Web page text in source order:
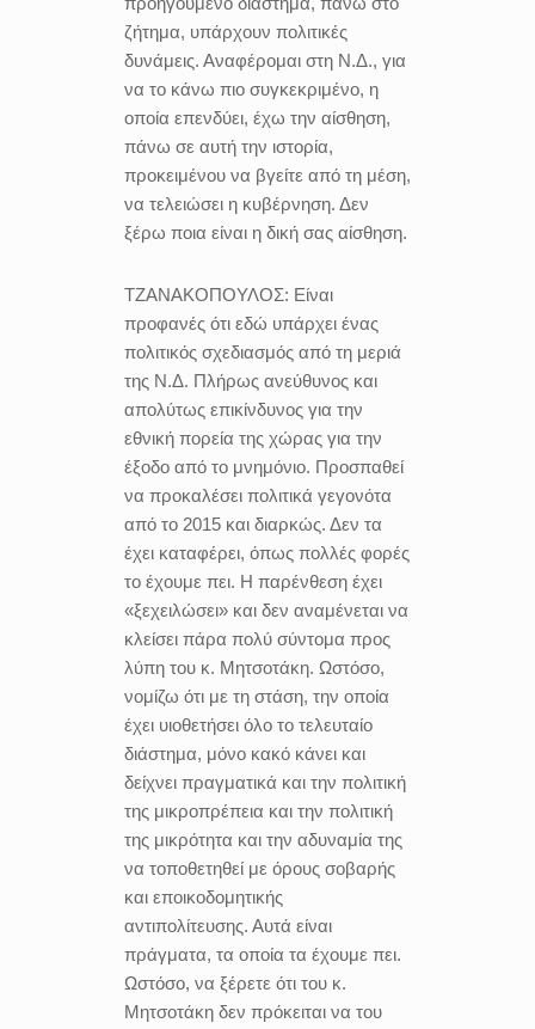
ζήτημα, υπάρχουν πολιτικές
δυνάμεις. Αναφέρομαι στη Ν.Δ., για
να το κάνω πιο συγκεκριμένο, η
οποία επενδύει, έχω την αίσθηση,
πάνω σε αυτή την ιστορία,
προκειμένου να βγείτε από τη μέση,
να τελειώσει η κυβέρνηση. Δεν
ξέρω ποια είναι η δική σας αίσθηση.
ΤΖΑΝΑΚΟΠΟΥΛΟΣ: Είναι
προφανές ότι εδώ υπάρχει ένας
πολιτικός σχεδιασμός από τη μεριά
της Ν.Δ. Πλήρως ανεύθυνος και
απολύτως επικίνδυνος για την
εθνική πορεία της χώρας για την
έξοδο από το μνημόνιο. Προσπαθεί
να προκαλέσει πολιτικά γεγονότα
από το 2015 και διαρκώς. Δεν τα
έχει καταφέρει, όπως πολλές φορές
το έχουμε πει. Η παρένθεση έχει
«ξεχειλώσει» και δεν αναμένεται να
κλείσει πάρα πολύ σύντομα προς
λύπη του κ. Μητσοτάκη. Ωστόσο,
νομίζω ότι με τη στάση, την οποία
έχει υιοθετήσει όλο το τελευταίο
διάστημα, μόνο κακό κάνει και
δείχνει πραγματικά και την πολιτική
της μικροπρέπεια και την πολιτική
της μικρότητα και την αδυναμία της
να τοποθετηθεί με όρους σοβαρής
και εποικοδομητικής
αντιπολίτευσης. Αυτά είναι
πράγματα, τα οποία τα έχουμε πει.
Ωστόσο, να ξέρετε ότι του κ.
Μητσοτάκη δεν πρόκειται να του